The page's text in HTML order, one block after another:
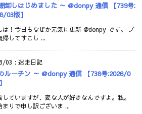
卸しはじめました ～ @donpy 通信 【739号:
03版】
は！今日もなぜか元気に更新 @donpy です。 ブ
帰してすこし ...
03 : 迷走日記
ルーチン ～ @donpy 通信 【738号:2026/0
していますが、変な人が好きなんですよ。私。
まりで申し訳ございま ...